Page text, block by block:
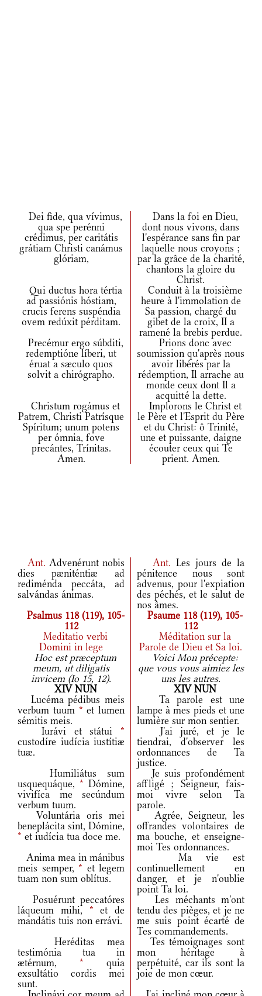
Dei fide, qua vívimus,
qua spe perénni
crédimus, per caritátis
grátiam Christi canámus
glóriam,
Dans la foi en Dieu,
dont nous vivons, dans
l'espérance sans fin par
laquelle nous croyons ;
par la grâce de la charité,
chantons la gloire du
Christ.
Qui ductus hora tértia
ad passiónis hóstiam,
crucis ferens suspéndia
ovem redúxit pérditam.
Conduit à la troisième
heure à l'immolation de
Sa passion, chargé du
gibet de la croix, II a
ramené la brebis perdue.
Precémur ergo súbditi,
redemptióne líberi, ut
éruat a sæculo quos
solvit a chirógrapho.
Prions donc avec
soumission qu'après nous
avoir libérés par la
rédemption, Il arrache au
monde ceux dont Il a
acquitté la dette.
Christum rogámus et
Patrem, Christi Patrísque
Spíritum; unum potens
per ómnia, fove
precántes, Trínitas.
Amen.
Implorons le Christ et
le Père et l'Esprit du Père
et du Christ: ô Trinité,
une et puissante, daigne
écouter ceux qui Te
prient. Amen.
Ant.Advenérunt nobis
dies pæniténtiæ ad
rediménda peccáta, ad
salvándas ánimas.
Ant. Les jours de la
pénitence nous sont
advenus, pour l'expiation
des péchés, et le salut de
nos âmes.
Psalmus 118 (119), 105-
112
Psaume 118 (119), 105-
112
Meditatio verbi
Domini in lege
Méditation sur la
Parole de Dieu et Sa loi.
Hoc est præceptum
meum, ut diligatis
invicem (Io 15, 12).
Voici Mon précepte:
que vous vous aimiez les
uns les autres.
XIV NUN
XIV NUN
Lucéma pédibus meis
verbum tuum * et lumen
sémitis meis.
Ta parole est une
lampe à mes pieds et une
lumière sur mon sentier.
Iurávi et státui *
custodíre iudícia iustítiæ
tuæ.
J'ai juré, et je le
tiendrai, d'observer les
ordonnances de Ta
justice.
Humiliátus sum
usquequáque, * Dómine,
vivifíca me secúndum
verbum tuum.
Je suis profondément
affligé ; Seigneur, fais-
moi vivre selon Ta
parole.
Voluntária oris mei
beneplácita sint, Dómine,
* et iudícia tua doce me.
Agrée, Seigneur, les
offrandes volontaires de
ma bouche, et enseigne-
moi Tes ordonnances.
Anima mea in mánibus
meis semper, * et legem
tuam non sum oblítus.
Ma vie est
continuellement en
danger, et je n'oublie
point Ta loi.
Posuérunt peccatóres
láqueum mihi, * et de
mandátis tuis non errávi.
Les méchants m'ont
tendu des pièges, et je ne
me suis point écarté de
Tes commandements.
Heréditas mea
testimónia tua in
ætérnum, * quia
exsultátio cordis mei
sunt.
Tes témoignages sont
mon héritage à
perpétuité, car ils sont la
joie de mon cœur.